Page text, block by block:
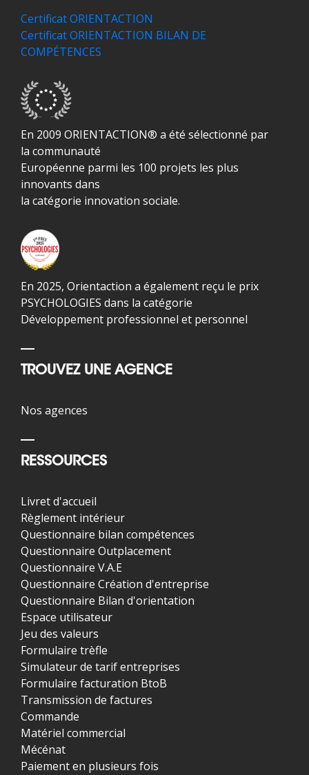
Certificat ORIENTACTION
Certificat ORIENTACTION BILAN DE
COMPÉTENCES
En 2009 ORIENTACTION® a été sélectionné par
la communauté
Européenne parmi les 100 projets les plus
innovants dans
la catégorie innovation sociale.
En 2025, Orientaction a également reçu le prix
PSYCHOLOGIES dans la catégorie
Développement professionnel et personnel
TROUVEZ UNE AGENCE
Nos agences
RESSOURCES
Livret d'accueil
Règlement intérieur
Questionnaire bilan compétences
Questionnaire Outplacement
Questionnaire V.A.E
Questionnaire Création d'entreprise
Questionnaire Bilan d'orientation
Espace utilisateur
Jeu des valeurs
Formulaire trèfle
Simulateur de tarif entreprises
Formulaire facturation BtoB
Transmission de factures
Commande
Matériel commercial
Mécénat
Paiement en plusieurs fois